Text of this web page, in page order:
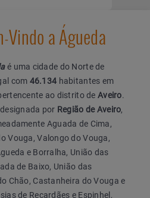
Vindo a Águeda
é uma cidade do Norte de
com 46.134 habitantes em
ao distrito de Aveiro.
por Região de Aveiro,
Aguada de Cima,
Vouga, Valongo do Vouga,
e Borralha, União das
de Baixo, União das
Chão, Castanheira do Vouga e
de Recardães e Espinhel,